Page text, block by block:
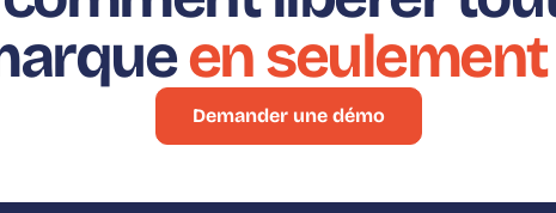
en
Demander une démo